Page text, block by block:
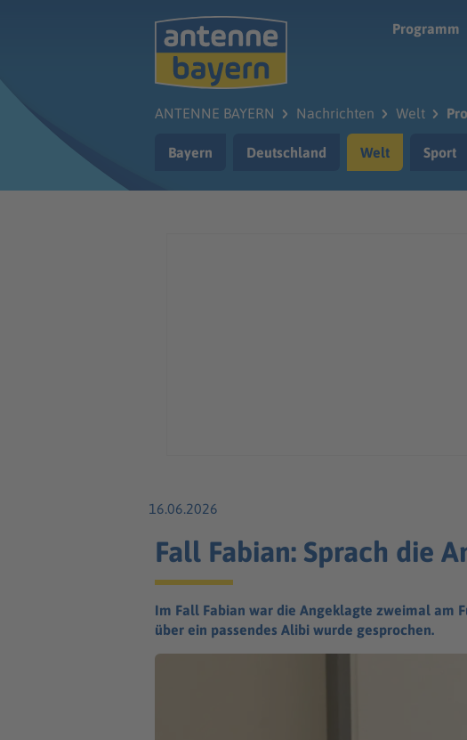
Programm
ANTENNE BAYERN Nachrichten Welt
Bayern Deutschland Welt Sport
16.06.2026
Fall Fabian: Sprach die
Im Fall Fabian war die Angeklagte zweimal am
über ein passendes Alibi wurde gesprochen.